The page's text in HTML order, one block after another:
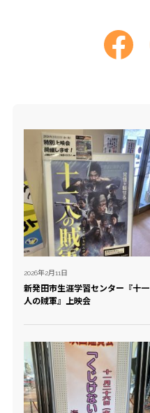
2026年2月11日
新発田市生涯学習センター『十一
人の賊軍』上映会